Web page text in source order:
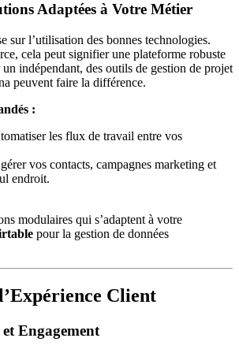
Adaptées à Votre Métier
sur l’utilisation des bonnes technologies.
cela peut signifier une plateforme robuste
indépendant, des outils de gestion de projet
peuvent faire la différence.
:
les flux de travail entre vos
vos contacts, campagnes marketing et
endroit.
modulaires qui s’adaptent à votre
pour la gestion de données
Client
Engagement